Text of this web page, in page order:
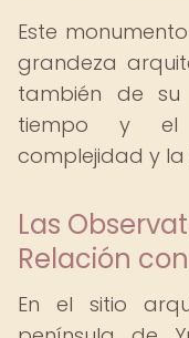
Este
grandeza
también de
tiempo y el
complejidad y la
Las
Relación
En el sitio